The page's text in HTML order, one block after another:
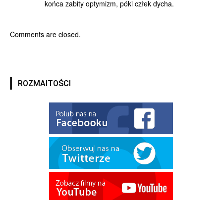
końca zabity optymizm, póki człek dycha.
Comments are closed.
ROZMAITOŚCI